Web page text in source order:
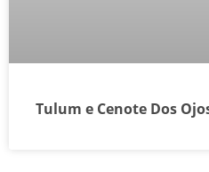
Tulum e Cenote Dos